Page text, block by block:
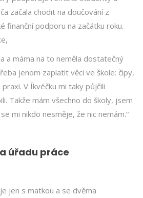
začala chodit na doučování z
finanční podporu na začátku roku.
a máma na to neměla dostatečný
jenom zaplatit věci ve škole: čipy,
V Íkvéčku mi taky půjčili
Takže mám všechno do školy, jsem
mi nikdo nesměje, že nic nemám.“
úřadu práce
jen s matkou a se dvěma